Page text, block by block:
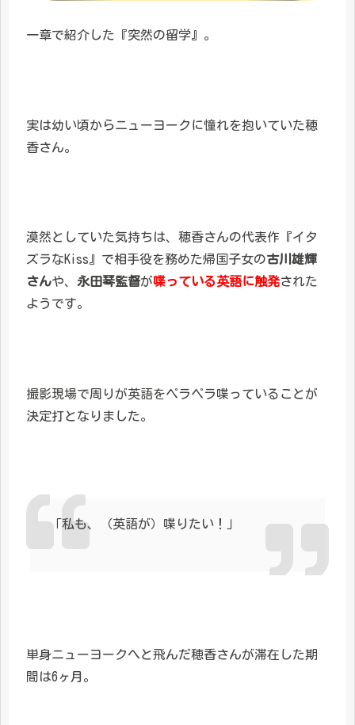
一章で紹介した『突然の留学』。
実は幼い頃からニューヨークに憧れを抱いていた穂
香さん。
漠然としていた気持ちは、穂香さんの代表作『イタ
ズラなKiss』で相手役を務めた帰国子女の古川雄輝
さんや、 永田琴監督が喋っている英語に触発された
ようです。
撮影現場で周りが英語をペラペラ喋っていることが
決定打となりました。
「私も、（英語が）喋りたい！」
単身ニューヨークへと飛んだ穂香さんが滞在した期
間は6ヶ月。